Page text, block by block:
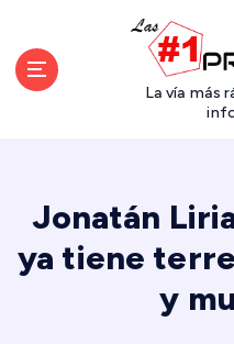
La vía más
Jonatán
ya tiene
y